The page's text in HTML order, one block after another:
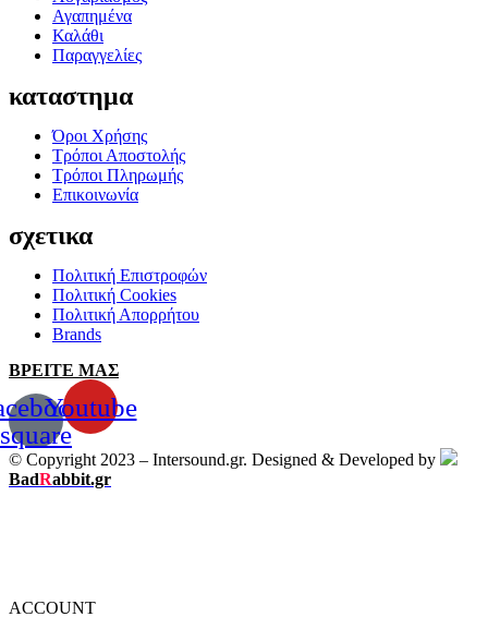
Αγαπημένα
Καλάθι
Παραγγελίες
καταστημα
Όροι Χρήσης
Τρόποι Αποστολής
Τρόποι Πληρωμής
Επικοινωνία
σχετικα
Πολιτική Επιστροφών
Πολιτική Cookies
Πολιτική Απορρήτου
Brands
ΒΡΕΙΤΕ ΜΑΣ
square
Youtube
© Copyright 2023 – Intersound.gr. Designed & Developed by
BadRabbit.gr
ACCOUNT